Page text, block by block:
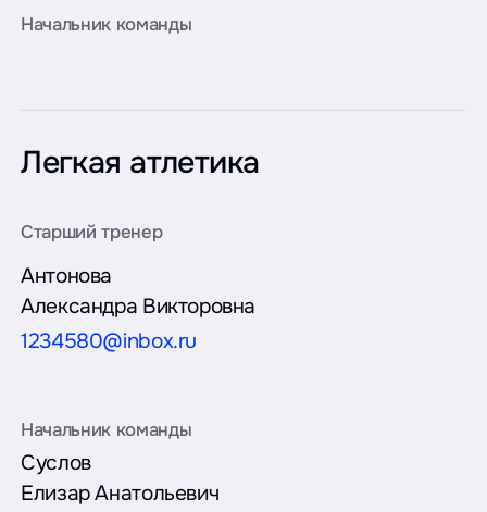
Легкая атлетика
Антонова
Александра Викторовна
1234580@inbox.ru
Суслов
Елизар Анатольевич